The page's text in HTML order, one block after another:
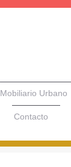
Mobiliario Urbano
Contacto